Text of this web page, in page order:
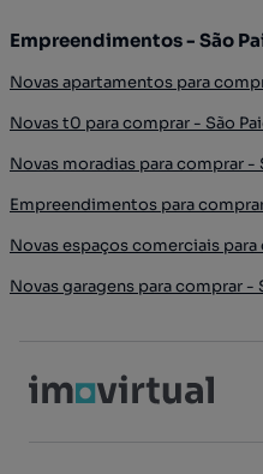
Empreendimentos - São
Novas apartamentos para
Novas t0 para comprar - São
Novas moradias para comprar -
Empreendimentos para
Novas espaços comerciais
Novas garagens para comprar -